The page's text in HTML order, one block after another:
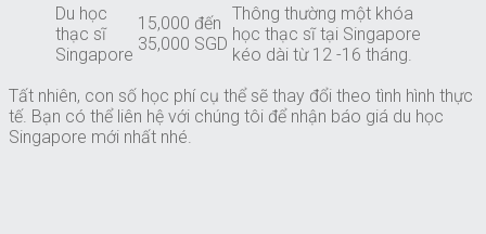
Du học
thạc sĩ
Singapore
15,000 đến
35,000 SGD
Thông thường một khóa
học thạc sĩ tại Singapore
kéo dài từ 12 -16 tháng.
Tất nhiên, con số học phí cụ thể sẽ thay đổi theo tình hình thực
tế. Bạn có thể liên hệ với chúng tôi để nhận báo giá du học
Singapore mới nhất nhé.